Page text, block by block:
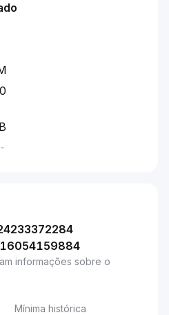
0
informações sobre o
Mínima histórica